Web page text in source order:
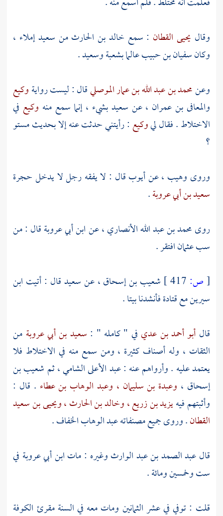
وقال يحيى القطان : سمع خالد بن الحارثمن سعيدإملاء ،
وكانسفيان بن حبيبعالمابشعبةوسعيد.
وعنمحمد بن عبد الله بن عمار الموصليقال : ليست روايةوكيع
والمعافى بن عمران ،عن سعيدبشيء ، إنما سمع منه وكيع في
الاختلاط . فقال ليوكيع : رأيتني حدثت عنه إلا بحديث مستو
؟
وروى وهيب ،عنأيوبقال : لا يفقه رجل لا يدخل حجرة
سعيد بن أبي عروبة.
روىمحمد بن عبد الله الأنصاري ،عنابن أبي عروبةقال : من
سبعثمانافتقر .
[ص: شعيب بن إسحاق ،عنسعيدقال : أتيت ابن
سيرينمعقتادةفأنشدنا بيتا .
قال أبو أحمد بن عدي في " كامله " : سعيد بن أبي عروبة من
الثقات ، وله أصناف كثيرة ، ومن سمع منه في الاختلاط فلا
يعتمد عليه . وأرواهم عنه :عبد الأعلى الشامي ،ثم شعيب بن
إسحاق ، وعبدة بن سليمان ، وعبد الوهاب بن عطاء . قال :
وأثبتهم فيهيزيد بن زريع ،وخالد بن الحارث ،ويحيى بن سعيد
القطان. وروى جميع مصنفاتهعبد الوهاب الخفاف.
قالعبد الصمد بن عبد الوارثوغيره : ماتابن أبي عروبة في
ست وخمسين ومائة .
قلت : توفي في عشر الثمانين ومات معه في السنة مقرئ الكوفة